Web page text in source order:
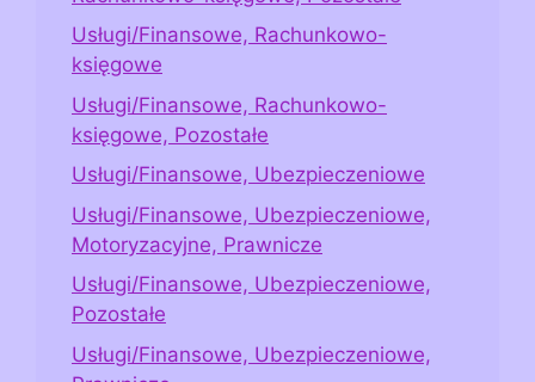
Usługi/Finansowe, Rachunkowo-
księgowe
Usługi/Finansowe, Rachunkowo-
księgowe, Pozostałe
Usługi/Finansowe, Ubezpieczeniowe
Usługi/Finansowe, Ubezpieczeniowe,
Motoryzacyjne, Prawnicze
Usługi/Finansowe, Ubezpieczeniowe,
Pozostałe
Usługi/Finansowe, Ubezpieczeniowe,